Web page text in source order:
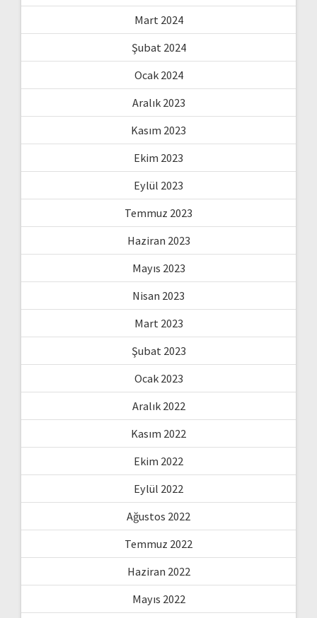
Mart 2024
Şubat 2024
Ocak 2024
Aralık 2023
Kasım 2023
Ekim 2023
Eylül 2023
Temmuz 2023
Haziran 2023
Mayıs 2023
Nisan 2023
Mart 2023
Şubat 2023
Ocak 2023
Aralık 2022
Kasım 2022
Ekim 2022
Eylül 2022
Ağustos 2022
Temmuz 2022
Haziran 2022
Mayıs 2022